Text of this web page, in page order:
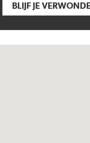
BLIJF JE